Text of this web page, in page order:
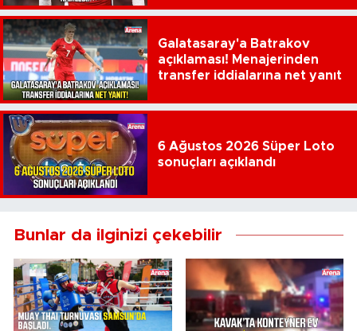
Galatasaray'a Batrakov
açıklaması! Menajerinden
transfer iddialarına net yanıt
6 Ağustos 2026 Süper Loto
sonuçları açıklandı
Bunlar da ilginizi çekebilir